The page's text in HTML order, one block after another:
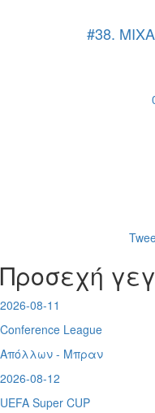
#38.
Προσεχή
2026-08-11
Conference League
Απόλλων - Μπραν
2026-08-12
UEFA Super CUP